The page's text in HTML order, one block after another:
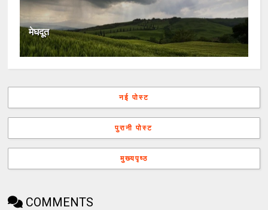
मेघदूत
नई पोस्ट
पुरानी पोस्ट
मुख्यपृष्ठ
COMMENTS